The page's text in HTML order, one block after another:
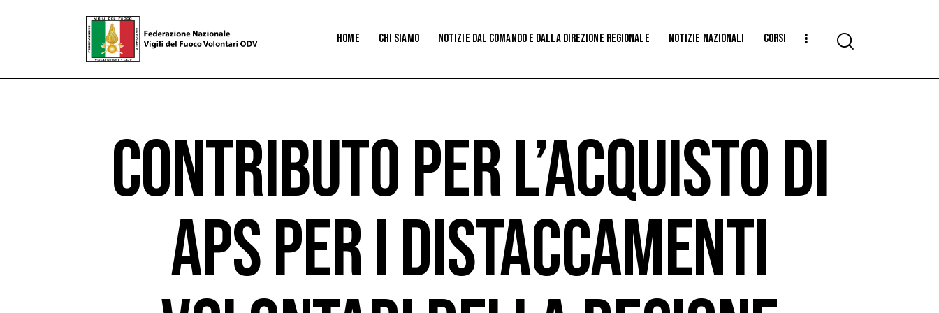
Home CHI SIAMO NOTIZIE DaL COMANDO e dalla direzione regionale Notizie Nazionali CORSI
CONTRIBUTO PER L’ACQUISTO DI
APS PER I DISTACCAMENTI